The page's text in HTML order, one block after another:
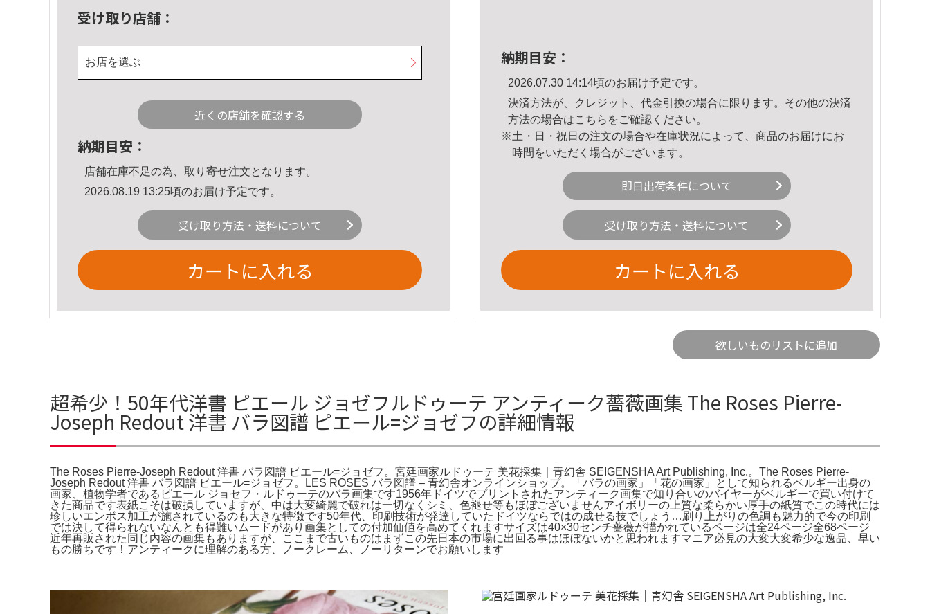
受け取り店舗：
お店を選ぶ
近くの店舗を確認する
納期目安：
店舗在庫不足の為、取り寄せ注文となります。
2026.08.19 13:25頃のお届け予定です。
受け取り方法・送料について
カートに入れる
納期目安：
2026.07.30 14:14頃のお届け予定です。
決済方法が、クレジット、代金引換の場合に限ります。その他の決済
方法の場合はこちら をご確認ください。
※土・日・祝日の注文の場合や在庫状況によって、商品のお届けにお
時間をいただく場合がございます。
即日出荷条件について
受け取り方法・送料について
カートに入れる
欲しいものリストに追加
超希少！50年代洋書 ピエール ジョゼフルドゥーテ アンティーク薔薇画集 The Roses Pierre-
Joseph Redout 洋書 バラ図譜 ピエール=ジョゼフの詳細情報
The Roses Pierre-Joseph Redout 洋書 バラ図譜 ピエール=ジョゼフ。宮廷画家ルドゥーテ 美花採集｜青幻舎 SEIGENSHA Art Publishing, Inc.。The Roses Pierre-
Joseph Redout 洋書 バラ図譜 ピエール=ジョゼフ。LES ROSES バラ図譜 – 青幻舎オンラインショップ。「バラの画家」「花の画家」として知られるベルギー出身の
画家、植物学者であるピエール ジョセフ・ルドゥーテのバラ画集です1956年ドイツでプリントされたアンティーク画集で知り合いのバイヤーがベルギーで買い付けて
きた商品です表紙こそは破損していますが、中は大変綺麗で破れは一切なくシミ、色褪せ等もほぼございませんアイボリーの上質な柔らかい厚手の紙質でこの時代には
珍しいエンボス加工が施されているのも大きな特徴です50年代、印刷技術が発達していたドイツならではの成せる技でしょう…刷り上がりの色調も魅力的で今の印刷
では決して得られないなんとも得難いムードがあり画集としての付加価値を高めてくれますサイズは40×30センチ薔薇が描かれているページは全24ページ全68ページ
近年再販された同じ内容の画集もありますが、ここまで古いものはまずこの先日本の市場に出回る事はほぼないかと思われますマニア必見の大変大変希少な逸品、早い
もの勝ちです！アンティークに理解のある方、ノークレーム、ノーリターンでお願いします